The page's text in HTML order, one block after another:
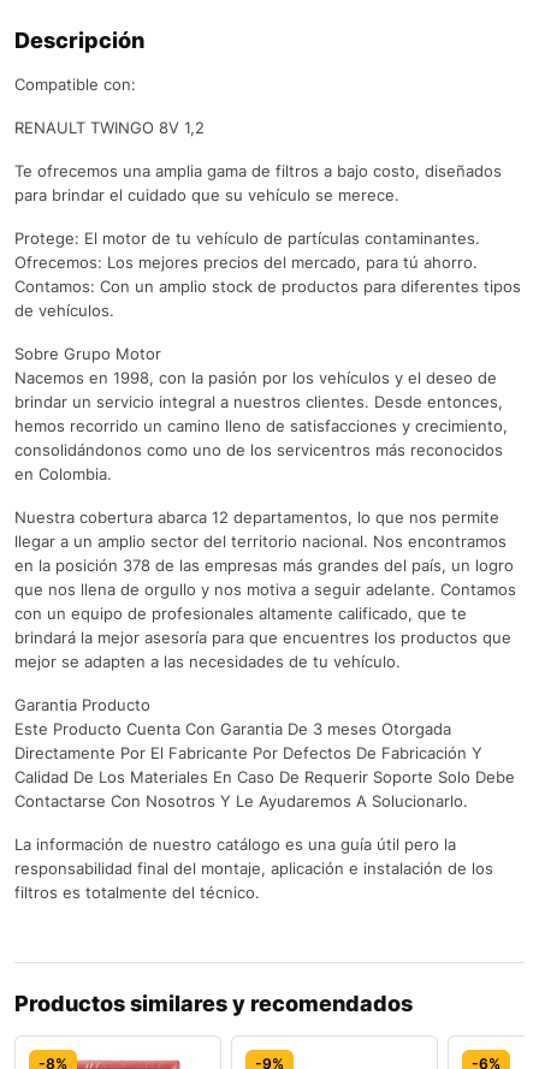
Descripción
Compatible con:
RENAULT TWINGO 8V 1,2
Te ofrecemos una amplia gama de filtros a bajo costo, diseñados
para brindar el cuidado que su vehículo se merece.
Protege: El motor de tu vehículo de partículas contaminantes.
Ofrecemos: Los mejores precios del mercado, para tú ahorro.
Contamos: Con un amplio stock de productos para diferentes tipos
de vehículos.
Sobre Grupo Motor
Nacemos en 1998, con la pasión por los vehículos y el deseo de
brindar un servicio integral a nuestros clientes. Desde entonces,
hemos recorrido un camino lleno de satisfacciones y crecimiento,
consolidándonos como uno de los servicentros más reconocidos
en Colombia.
Nuestra cobertura abarca 12 departamentos, lo que nos permite
llegar a un amplio sector del territorio nacional. Nos encontramos
en la posición 378 de las empresas más grandes del país, un logro
que nos llena de orgullo y nos motiva a seguir adelante. Contamos
con un equipo de profesionales altamente calificado, que te
brindará la mejor asesoría para que encuentres los productos que
mejor se adapten a las necesidades de tu vehículo.
Garantia Producto
Este Producto Cuenta Con Garantia De 3 meses Otorgada
Directamente Por El Fabricante Por Defectos De Fabricación Y
Calidad De Los Materiales En Caso De Requerir Soporte Solo Debe
Contactarse Con Nosotros Y Le Ayudaremos A Solucionarlo.
La información de nuestro catálogo es una guía útil pero la
responsabilidad final del montaje, aplicación e instalación de los
filtros es totalmente del técnico.
Productos similares y recomendados
-8% -9% -6%